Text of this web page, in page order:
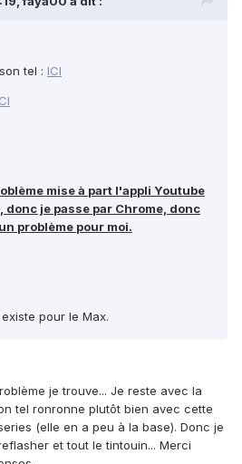
tel : ICI
mise à part l'appli Youtube
je passe par Chrome, donc
problème pour moi.
pour le Max.
je trouve... Je reste avec la
tel ronronne plutôt bien avec cette
(elle en a peu à la base). Donc je
et tout le tintouin... Merci